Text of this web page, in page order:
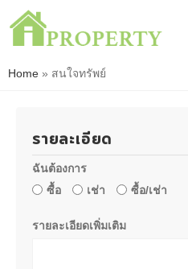
Home » สนใจทรัพย์
รายละเอียด
ฉันต้องการ
ซื้อ
เช่า ซื้อ/เช่า
รายละเอียดเพิ่มเติม